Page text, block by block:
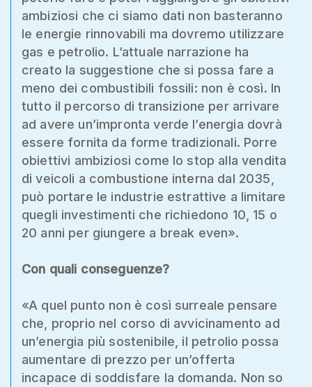
ambiziosi che ci siamo dati non basteranno
le energie rinnovabili ma dovremo utilizzare
gas e petrolio. L’attuale narrazione ha
creato la suggestione che si possa fare a
meno dei combustibili fossili: non è così. In
tutto il percorso di transizione per arrivare
ad avere un’impronta verde l’energia dovrà
essere fornita da forme tradizionali. Porre
obiettivi ambiziosi come lo stop alla vendita
di veicoli a combustione interna dal 2035,
può portare le industrie estrattive a limitare
quegli investimenti che richiedono 10, 15 o
20 anni per giungere a break even».
Con quali conseguenze?
«A quel punto non è così surreale pensare
che, proprio nel corso di avvicinamento ad
un’energia più sostenibile, il petrolio possa
aumentare di prezzo per un’offerta
incapace di soddisfare la domanda. Non so